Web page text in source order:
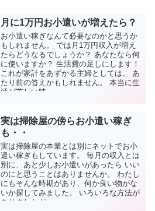
月に1万円お小遣いが増えたら？
お小遣い稼ぎなんて必要なのかと思うか
もしれません。 では月1万円収入が増え
たらどうなるでしょうか？ あなたなら何
に使いますか？ 生活費の足しにします！
これが家計をあずかる主婦としては、 あ
たり前の答えかもしれません。 本当に生
活が苦しい時...
実は掃除屋の傍らお小遣い稼ぎ
も・・
実は掃除屋の本業とは別にネットでお小
遣い稼ぎもしています。 毎月の収入とは
別に、あと少しお小遣いがあったら いい
のにと思うことはありませんか。 わたし
にもそんな時期があり、何か良い物がな
いか探してみました。 いろいろな方法が
ありましたが、 ...